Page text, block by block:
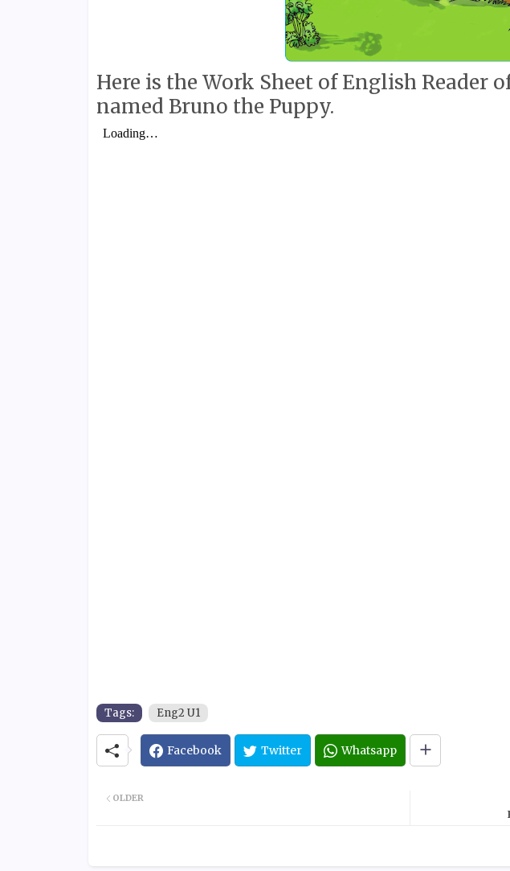
Here is the Work Sheet of English Reader
named Bruno the Puppy.
Tags: Eng2 U1
Facebook Twitter Whatsapp
OLDER